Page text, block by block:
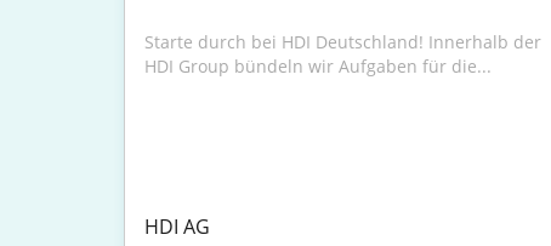
Starte durch bei HDI Deutschland! Innerhalb der
HDI Group bündeln wir Aufgaben für die...
HDI AG